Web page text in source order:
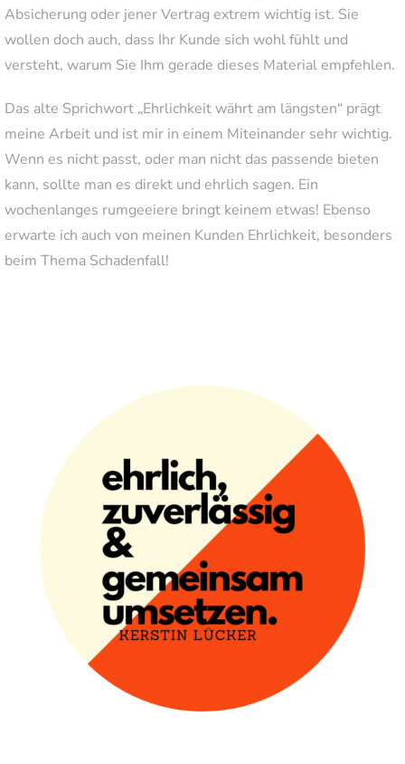
Absicherung oder jener Vertrag extrem wichtig ist. Sie
wollen doch auch, dass Ihr Kunde sich wohl fühlt und
versteht, warum Sie Ihm gerade dieses Material empfehlen.
Das alte Sprichwort „Ehrlichkeit währt am längsten“ prägt
meine Arbeit und ist mir in einem Miteinander sehr wichtig.
Wenn es nicht passt, oder man nicht das passende bieten
kann, sollte man es direkt und ehrlich sagen. Ein
wochenlanges rumgeeiere bringt keinem etwas! Ebenso
erwarte ich auch von meinen Kunden Ehrlichkeit, besonders
beim Thema Schadenfall!